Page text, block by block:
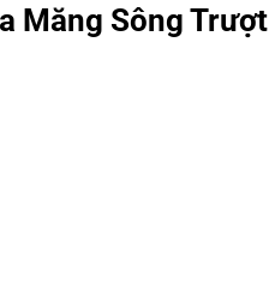
Măng Sông Trượt